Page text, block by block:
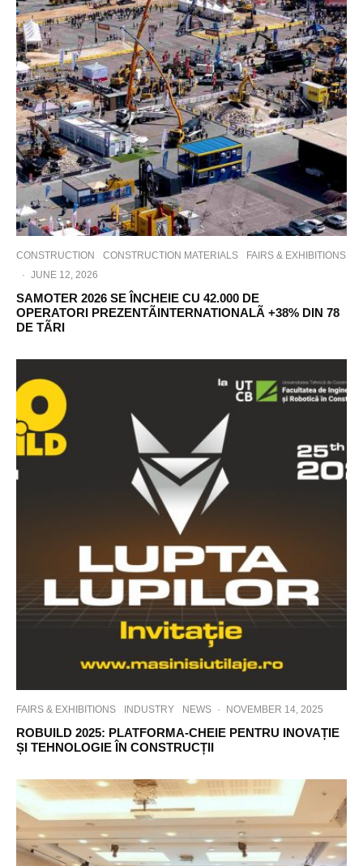
CONSTRUCTION CONSTRUCTION MATERIALS
FAIRS & EXHIBITIONS
· JUNE 12, 2026
SAMOTER 2026 SE ÎNCHEIE CU 42.000 DE
OPERATORI PREZENTÃINTERNATIONALÃ +38% DIN 78
DE TÃRI
FAIRS & EXHIBITIONS INDUSTRY NEWS · NOVEMBER 14, 2025
ROBUILD 2025: PLATFORMA-CHEIE PENTRU INOVAȚIE
ȘI TEHNOLOGIE ÎN CONSTRUCȚII